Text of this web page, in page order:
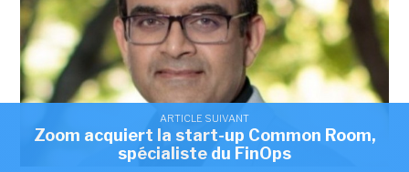
ARTICLE SUIVANT
Zoom acquiert la start-up Common Room,
spécialiste du FinOps